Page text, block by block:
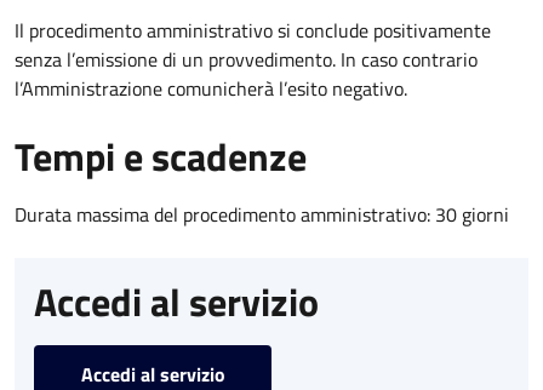
Il procedimento amministrativo si conclude positivamente
senza l’emissione di un provvedimento. In caso contrario
l’Amministrazione comunicherà l’esito negativo.
Tempi e scadenze
Durata massima del procedimento amministrativo: 30 giorni
Accedi al servizio
Accedi al servizio